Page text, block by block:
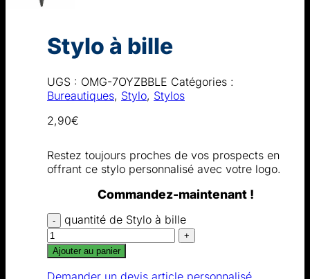
Stylo à bille
UGS : OMG-7OYZBBLE Catégories :
Bureautiques, Stylo, Stylos
2,90€
Restez toujours proches de vos prospects en
offrant ce stylo personnalisé avec votre logo.
Commandez-maintenant !
quantité de Stylo à bille
Ajouter au panier
Demander un devis article personnalisé